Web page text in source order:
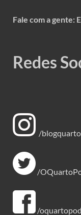
Fale com a gente:
Redes
/
/
/